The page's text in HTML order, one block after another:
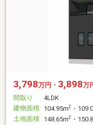
3,798万円・ 3,898万
間取り
4LDK
建物面積 104.95m2 ・
土地面積 148.65m2 ・